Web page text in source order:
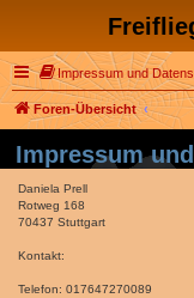
Impressum und
Foren-Übersicht
Impressum
Daniela Prell
Rotweg 168
70437 Stuttgart
Kontakt:
Telefon: 017647270089